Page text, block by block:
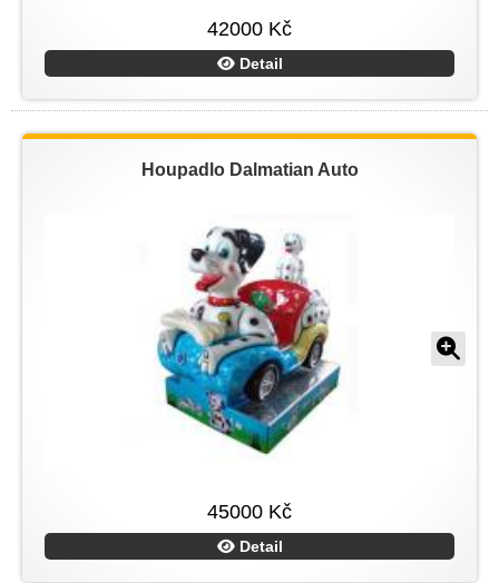
42000 Kč
Detail
Houpadlo Dalmatian Auto
45000 Kč
Detail